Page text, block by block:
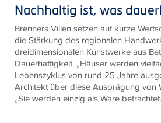
Nachhaltig ist, was
Brenners Villen setzen auf kurze
die Stärkung des regionalen
dreidimensionalen Kunstwerke aus
Dauerhaftigkeit. „Häuser werden
Lebenszyklus von rund 25 Jahre
Architekt über diese Ausprägung von
„Sie werden einzig als Ware